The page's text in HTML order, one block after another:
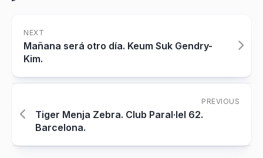
NEXT
Mañana será otro día. Keum Suk Gendry-
Kim.
PREVIOUS
Tiger Menja Zebra. Club Paral·lel 62.
Barcelona.